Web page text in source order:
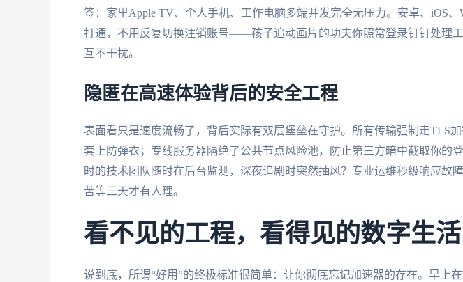
签：家里Apple TV、个人手机、工作电脑多端并发完全无压力。安卓、iOS、
打通，不用反复切换注销账号——孩子追动画片的功夫你照常登录钉钉处理
互不干扰。
隐匿在高速体验背后的安全工程
表面看只是速度流畅了，背后实际有双层堡垒在守护。所有传输强制走TLS
套上防弹衣；专线服务器隔绝了公共节点风险池，防止第三方暗中截取你的
时的技术团队随时在后台监测，深夜追剧时突然抽风？专业运维秒级响应故
苦等三天才有人理。
看不见的工程，看得见的数字生活
说到底，所谓“好用”的终极标准很简单：让你彻底忘记加速器的存在。早上